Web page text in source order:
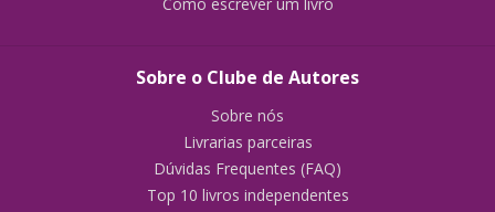
Sobre o Clube de Autores
Sobre nós
Livrarias parceiras
Dúvidas Frequentes (FAQ)
Top 10 livros independentes